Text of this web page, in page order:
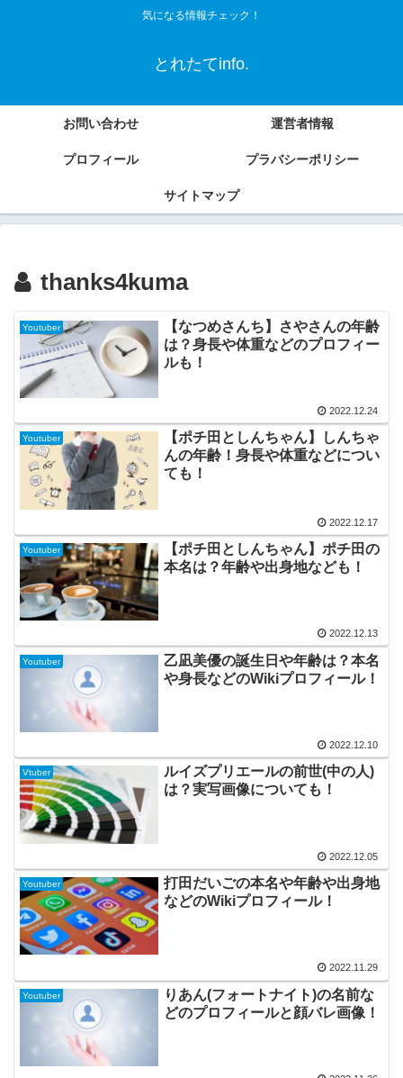
気になる情報チェック！
とれたてinfo.
お問い合わせ 運営者情報
プロフィール プラバシーポリシー
サイトマップ
thanks4kuma
Youtuber
【なつめさんち】さやさんの年齢
は？身長や体重などのプロフィー
ルも！
2022.12.24
Youtuber
【ポチ田としんちゃん】しんちゃ
んの年齢！身長や体重などについ
ても！
2022.12.17
Youtuber
【ポチ田としんちゃん】ポチ田の
本名は？年齢や出身地なども！
2022.12.13
Youtuber
乙凪美優の誕生日や年齢は？本名
や身長などのWikiプロフィール！
2022.12.10
Vtuber
ルイズプリエールの前世(中の人)
は？実写画像についても！
2022.12.05
Youtuber
打田だいごの本名や年齢や出身地
などのWikiプロフィール！
2022.11.29
Youtuber
りあん(フォートナイト)の名前な
どのプロフィールと顔バレ画像！